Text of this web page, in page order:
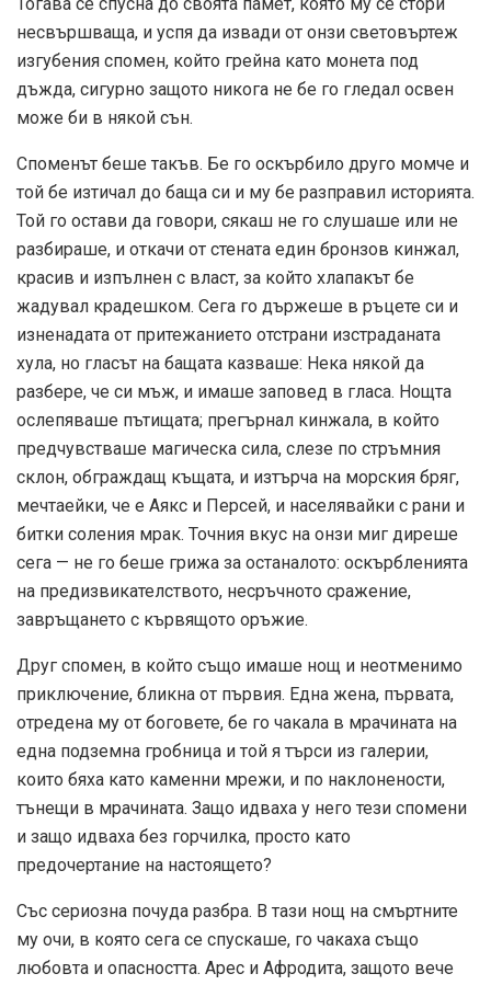
несвършваща, и успя да извади от онзи световъртеж
изгубения спомен, който грейна като монета под
дъжда, сигурно защото никога не бе го гледал освен
може би в някой сън.
Споменът беше такъв. Бе го оскърбило друго момче и
той бе изтичал до баща си и му бе разправил историята.
Той го остави да говори, сякаш не го слушаше или не
разбираше, и откачи от стената един бронзов кинжал,
красив и изпълнен с власт, за който хлапакът бе
жадувал крадешком. Сега го държеше в ръцете си и
изненадата от притежанието отстрани изстраданата
хула, но гласът на бащата казваше: Нека някой да
разбере, че си мъж, и имаше заповед в гласа. Нощта
ослепяваше пътищата; прегърнал кинжала, в който
предчувстваше магическа сила, слезе по стръмния
склон, обграждащ къщата, и изтърча на морския бряг,
мечтаейки, че е Аякс и Персей, и населявайки с рани и
битки соления мрак. Точния вкус на онзи миг диреше
сега — не го беше грижа за останалото: оскърбленията
на предизвикателството, несръчното сражение,
завръщането с кървящото оръжие.
Друг спомен, в който също имаше нощ и неотменимо
приключение, бликна от първия. Една жена, първата,
отредена му от боговете, бе го чакала в мрачината на
една подземна гробница и той я търси из галерии,
които бяха като каменни мрежи, и по наклонености,
тънещи в мрачината. Защо идваха у него тези спомени
и защо идваха без горчилка, просто като
предочертание на настоящето?
Със сериозна почуда разбра. В тази нощ на смъртните
му очи, в която сега се спускаше, го чакаха също
любовта и опасността. Арес и Афродита, защото вече